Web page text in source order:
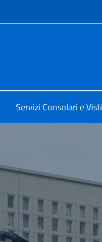
Servizi Consolari e Visti